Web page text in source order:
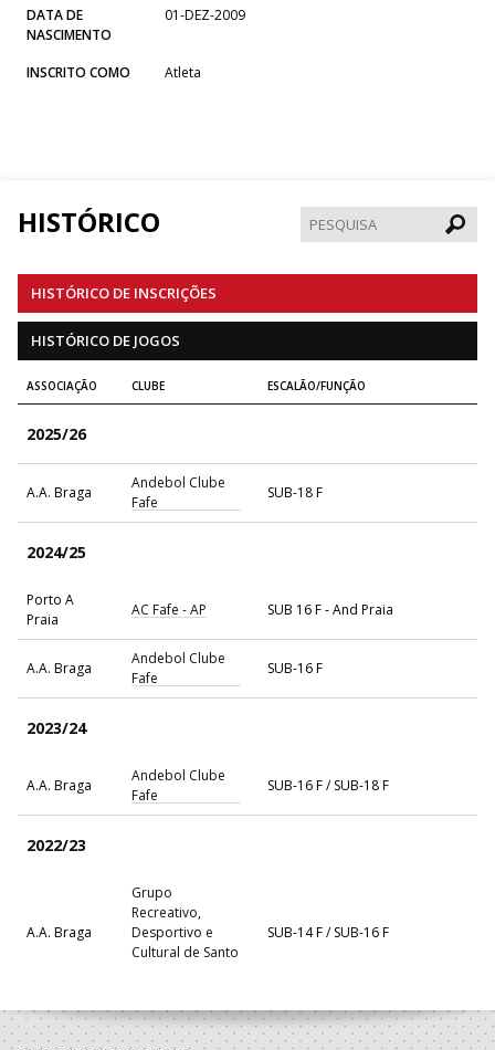
DATA DE
NASCIMENTO
01-DEZ-2009
INSCRITO COMO Atleta
HISTÓRICO
HISTÓRICO DE INSCRIÇÕES
HISTÓRICO DE JOGOS
ASSOCIAÇÃO CLUBE ESCALÃO/FUNÇÃO
2025/26
A.A. Braga
Andebol Clube
Fafe
SUB-18 F
2024/25
Porto A
Praia
AC Fafe - AP SUB 16 F - And Praia
A.A. Braga
Andebol Clube
Fafe
SUB-16 F
2023/24
A.A. Braga
Andebol Clube
Fafe
SUB-16 F / SUB-18 F
2022/23
A.A. Braga
Grupo
Recreativo,
Desportivo e
Cultural de Santo
SUB-14 F / SUB-16 F
2021/22